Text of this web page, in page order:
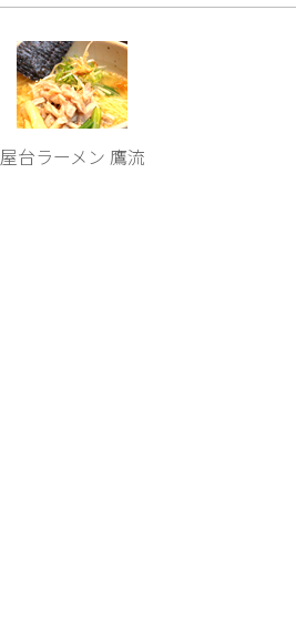
屋台ラーメン 鷹流